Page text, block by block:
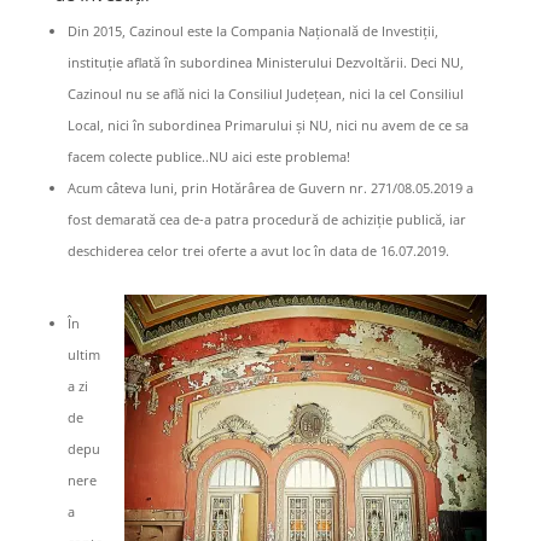
Din 2015, Cazinoul este la Compania Națională de Investiții,
instituție aflată în subordinea Ministerului Dezvoltării. Deci NU,
Cazinoul nu se află nici la Consiliul Județean, nici la cel Consiliul
Local, nici în subordinea Primarului și NU, nici nu avem de ce sa
facem colecte publice..NU aici este problema!
Acum câteva luni, prin Hotărârea de Guvern nr. 271/08.05.2019 a
fost demarată cea de-a patra procedură de achiziție publică, iar
deschiderea celor trei oferte a avut loc în data de 16.07.2019.
În
ultim
a zi
de
depu
nere
a